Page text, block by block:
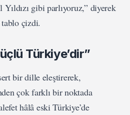
gibi parlıyoruz,” diyerek
çizdi.
Türkiye’dir”
bir dille eleştirerek,
çok farklı bir noktada
hâlâ eski Türkiye’de